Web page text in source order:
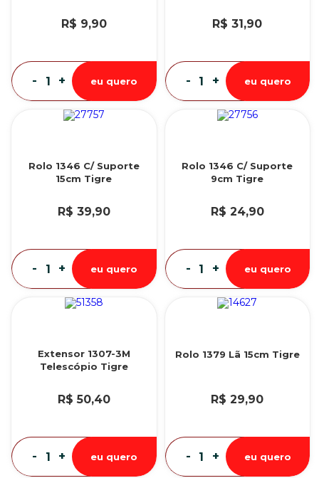
R$ 9,90
- + eu quero
R$ 31,90
- + eu quero
Rolo 1346 C/ Suporte
15cm Tigre
R$ 39,90
- + eu quero
Rolo 1346 C/ Suporte
9cm Tigre
R$ 24,90
- + eu quero
Extensor 1307-3M
Telescópio Tigre
R$ 50,40
- + eu quero
Rolo 1379 Lã 15cm Tigre
R$ 29,90
- + eu quero